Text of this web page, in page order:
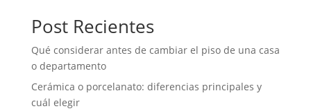
Post Recientes
Qué considerar antes de cambiar el piso de una casa
o departamento
Cerámica o porcelanato: diferencias principales y
cuál elegir